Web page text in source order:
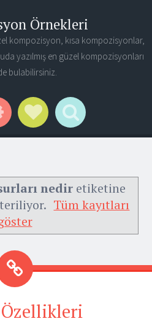
Örnekleri
kompozisyon, kısa kompozisyonlar,
yazılmış en güzel kompozisyonları
bulabilirsiniz.
Social Links
Search
nedir etiketine
Tüm kayıtları